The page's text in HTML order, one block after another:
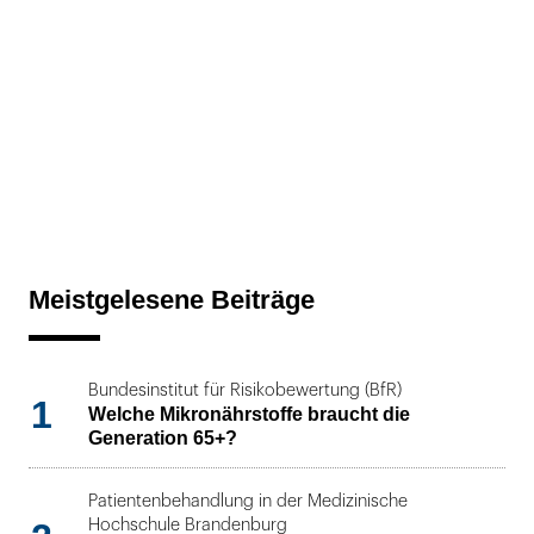
Meistgelesene Beiträge
1
Bundesinstitut für Risikobewertung (BfR)
Welche Mikronährstoffe braucht die
Generation 65+?
Patientenbehandlung in der Medizinische
Hochschule Brandenburg